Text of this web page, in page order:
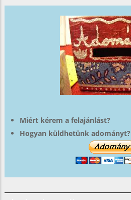
Miért kérem a felajánlást?
Hogyan küldhetünk adományt?